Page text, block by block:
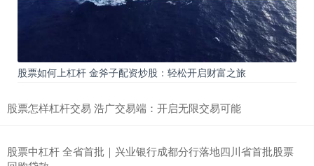
股票如何上杠杆 金斧子配资炒股：轻松开启财富之旅
股票怎样杠杆交易 浩广交易端：开启无限交易可能
股票中杠杆 全省首批｜兴业银行成都分行落地四川省首批股票